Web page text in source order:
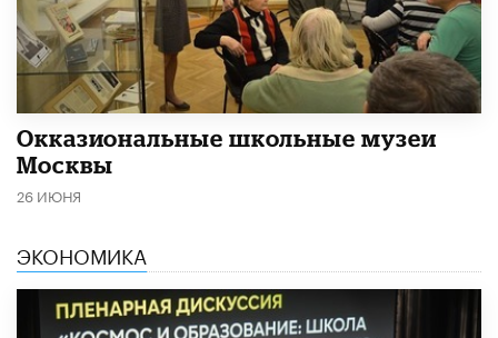
​Окказиональные школьные музеи
Москвы
26 ИЮНЯ
ЭКОНОМИКА